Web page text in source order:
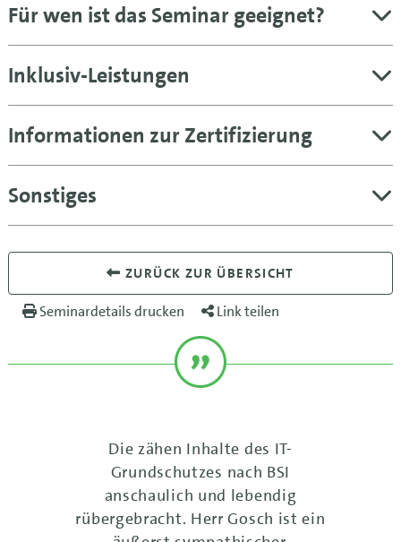
Für wen ist das Seminar geeignet?
Inklusiv-Leistungen
Informationen zur Zertifizierung
Sonstiges
ZURÜCK ZUR ÜBERSICHT
Seminardetails drucken Link teilen
Die zähen Inhalte des IT-
Grundschutzes nach BSI
anschaulich und lebendig
rübergebracht. Herr Gosch ist ein